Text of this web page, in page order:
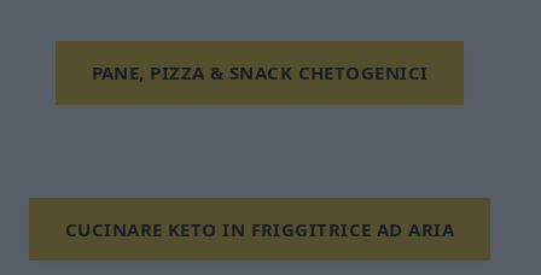
PANE, PIZZA & SNACK CHETOGENICI
CUCINARE KETO IN FRIGGITRICE AD ARIA